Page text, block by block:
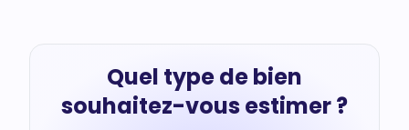
Quel type de bien
souhaitez-vous estimer ?